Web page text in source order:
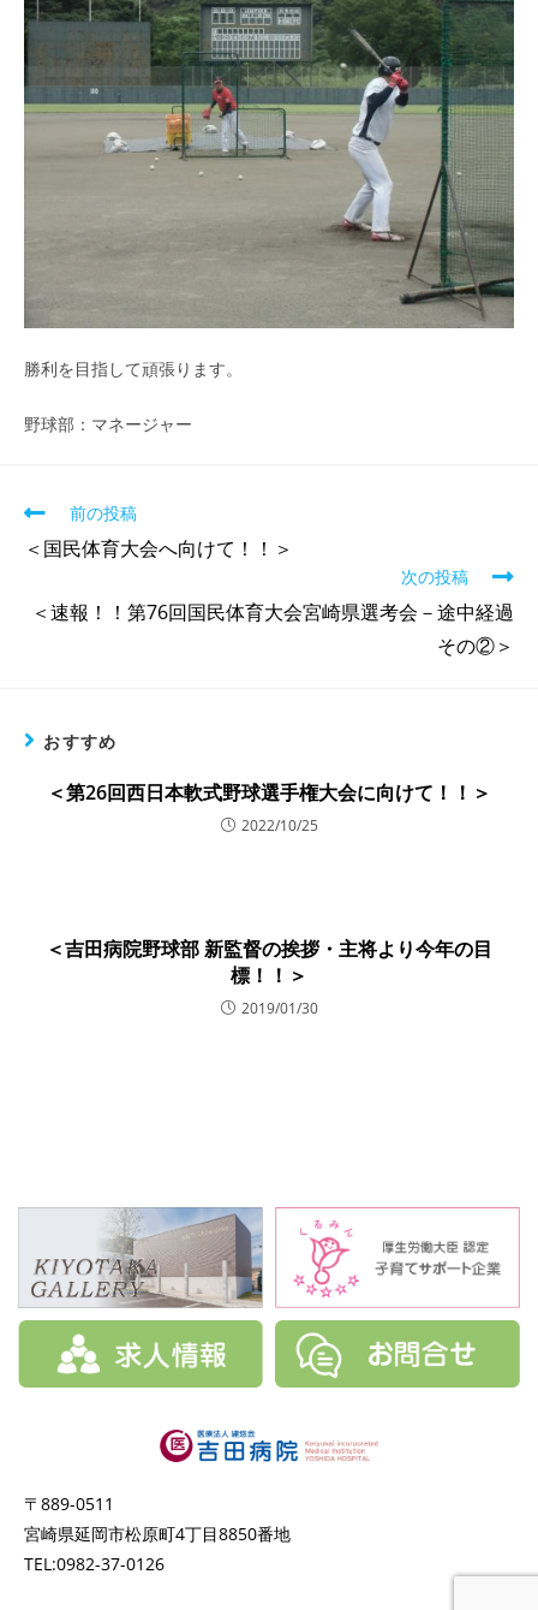
勝利を目指して頑張ります。
野球部：マネージャー
前の投稿
＜国民体育大会へ向けて！！＞
次の投稿
＜速報！！第76回国民体育大会宮崎県選考会－途中経過
その②＞
おすすめ
＜第26回西日本軟式野球選手権大会に向けて！！＞
2022/10/25
＜吉田病院野球部 新監督の挨拶・主将より今年の目
標！！＞
2019/01/30
〒889-0511
宮崎県延岡市松原町4丁目8850番地
TEL:0982-37-0126